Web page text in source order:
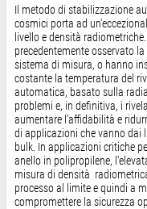
Il metodo di stabilizzazione
cosmici porta ad
livello e densità
precedentemente osservato
sistema di misura, o hanno
costante la temperatura del
automatica, basato sulla
problemi e, in definitiva, i
aumentare l'affidabilità e
di applicazioni che vanno dai
bulk. In applicazioni critiche
anello in polipropilene,
misura di densità
processo al limite e quindi a
compromettere la sicurezza